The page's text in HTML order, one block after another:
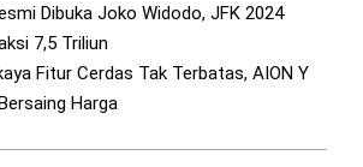
Dibuka Joko Widodo, JFK 2024
7,5 Triliun
Fitur Cerdas Tak Terbatas, AION Y
Harga